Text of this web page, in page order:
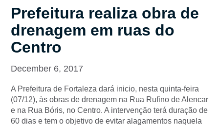
Prefeitura realiza obra de
drenagem em ruas do
Centro
December 6, 2017
A Prefeitura de Fortaleza dará inicio, nesta quinta-feira
(07/12), às obras de drenagem na Rua Rufino de Alencar
e na Rua Bóris, no Centro. A intervenção terá duração de
60 dias e tem o objetivo de evitar alagamentos naquela